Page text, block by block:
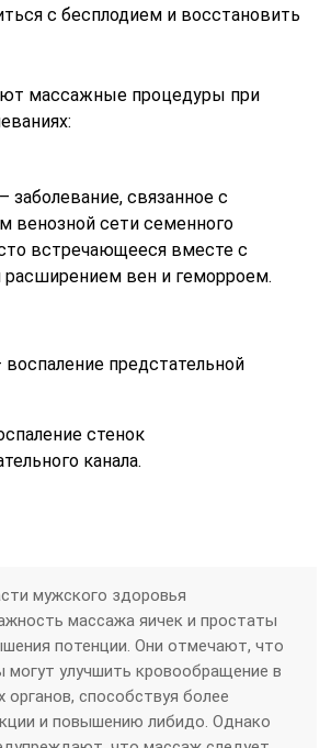
с бесплодием и восстановить
массажные процедуры при
заболевание, связанное с
венозной сети семенного
встречающееся вместе с
вен и геморроем.
предстательной
стенок
канала.
мужского здоровья
массажа яичек и простаты
потенции. Они отмечают, что
могут улучшить кровообращение в
органов, способствуя более
и повышению либидо. Однако